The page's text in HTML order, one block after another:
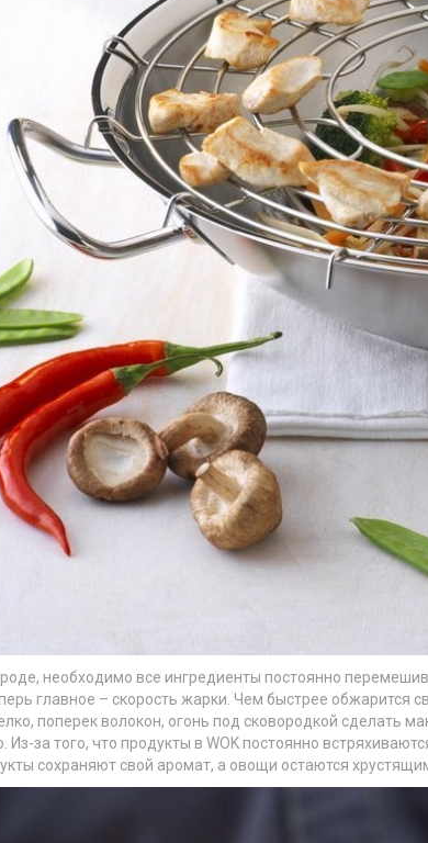
необходимо все ингредиенты постоянно
главное – скорость жарки. Чем быстрее
поперек волокон, огонь под сковородкой
Из-за того, что продукты в WOK постоянно
сохраняют свой аромат, а овощи остаются